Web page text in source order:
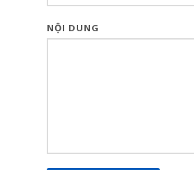
NỘI DUNG